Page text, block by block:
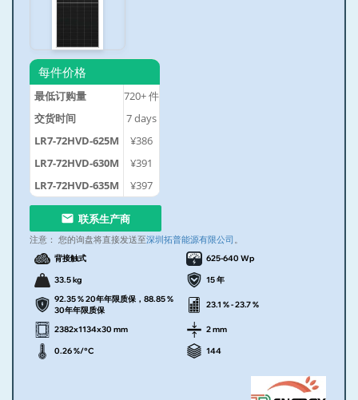
每件价格
最低订购量 720+件
交货时间
7days
LR7-72HVD-625M
¥386
LR7-72HVD-630M
¥391
LR7-72HVD-635M
¥397
联系生产商
注意： 您的询盘将直接发送至深圳拓普能源有限公司 。
背接触式 625-640 Wp
33.5 kg
15 年
92.35 % 20年年限质保，88.85 %
30年年限质保
23.1 % - 23.7 %
2382x1134x30 mm 2 mm
0.26 %/°C 144